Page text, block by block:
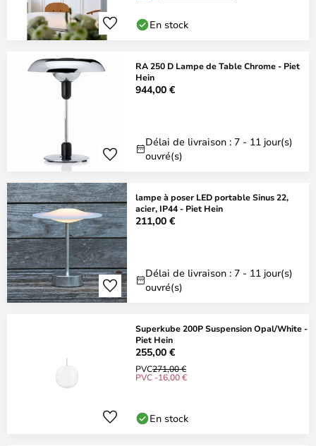
En stock
RA 250 D Lampe de Table Chrome - Piet
Hein
944,00 €
Délai de livraison : 7 - 11 jour(s)
ouvré(s)
lampe à poser LED portable Sinus 22,
acier, IP44 - Piet Hein
211,00 €
Délai de livraison : 7 - 11 jour(s)
ouvré(s)
Superkube 200P Suspension Opal/White -
Piet Hein
255,00 €
PVC271,00 €
PVC -16,00 €
En stock